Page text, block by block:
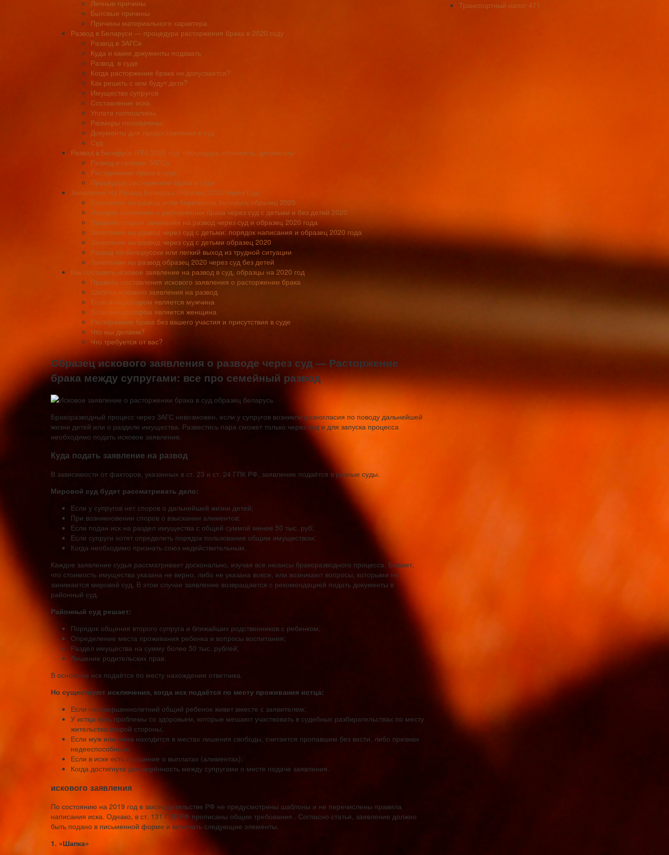
Личные причины
Бытовые причины
Причины материального характера
Развод в Беларуси — процедура расторжения брака в 2020 году
Развод в ЗАГСе
Куда и какие документы подавать
Развод в суде
Когда расторжение брака не допускается?
Как решить с кем будут дети?
Имущество супругов
Составление иска
Уплата госпошлины
Размеры госпошлины:
Документы для предоставления в суд
Суд
Развод в Беларуси (РБ) 2020 год: процедура, стоимость, документы
Развод в органах ЗАГСа
Расторжение брака в суде
Процедура расторжения брака в суде
Заявление На Развод Беларусь Образец 2020 Через Суд
Заявление на развод если беременна беларусь образец 2020
Исковое заявление о расторжении брака через суд с детьми и без детей 2020
Правила подачи заявления на развод через суд и образец 2020 года
Заявление на развод через суд с детьми: порядок написания и образец 2020 года
Заявление на развод через суд с детьми образец 2020
Развод по-белорусски или легкий выход из трудной ситуации
Заявление на развод образец 2020 через суд без детей
Как составить исковое заявление на развод в суд, образцы на 2020 год
Правила составления искового заявления о расторжении брака
Шаблон искового заявления на развод
Если инициатором является мужчина
Если инициатором является женщина
Расторжение брака без вашего участия и присутствия в суде
Что мы делаем?
Что требуется от вас?
Образец искового заявления о разводе через суд — Расторжение
брака между супругами: все про семейный развод
Бракоразводный процесс через ЗАГС невозможен, если у супругов возникли разногласия по поводу дальнейшей
жизни детей или о разделе имущества. Развестись пара сможет только через суд и для запуска процесса
необходимо подать исковое заявление.
Куда подать заявление на развод
В зависимости от факторов, указанных в ст. 23 и ст. 24 ГПК РФ, заявление подаётся в разные суды.
Мировой суд будет рассматривать дело:
Если у супругов нет споров о дальнейшей жизни детей;
При возникновении споров о взыскании алиментов;
Если подан иск на раздел имущества с общей суммой менее 50 тыс. руб;
Если супруги хотят определить порядок пользования общим имуществом;
Когда необходимо признать союз недействительным.
Каждое заявление судья рассматривает досконально, изучая все нюансы бракоразводного процесса. Бывает,
что стоимость имущества указана не верно, либо не указана вовсе, или возникают вопросы, которыми не
занимается мировой суд. В этом случае заявление возвращается с рекомендацией подать документы в
районный суд.
Районный суд решает:
Порядок общения второго супруга и ближайших родственников с ребенком;
Определение места проживания ребенка и вопросы воспитания;
Раздел имущества на сумму более 50 тыс. рублей;
Лишение родительских прав.
В основном иск подаётся по месту нахождения ответчика.
Но существуют исключения, когда иск подаётся по месту проживания истца:
Если несовершеннолетний общий ребенок живет вместе с заявителем;
У истца есть проблемы со здоровьем, которые мешают участвовать в судебных разбирательствах по месту
жительства второй стороны;
Если муж или жена находится в местах лишения свободы, считается пропавшим без вести, либо признан
недееспособным;
Если в иске есть прошение о выплатах (алиментах);
Когда достигнута договорённость между супругами о месте подаче заявления.
искового заявления
По состоянию на 2019 год в законодательстве РФ не предусмотрены шаблоны и не перечислены правила
написания иска. Однако, в ст. 131 ГПК РФ прописаны общие требования . Согласно статье, заявление должно
быть подано в письменной форме и включать следующие элементы.
1. «Шапка»
Транспортный налог 471